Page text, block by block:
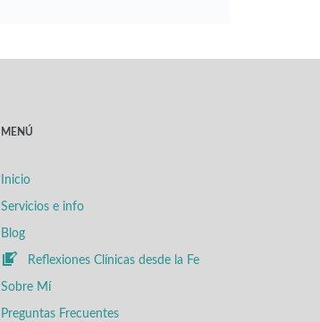
MENÚ
Inicio
Servicios e info
Blog
Reflexiones Clínicas desde la Fe
Sobre Mí
Preguntas Frecuentes